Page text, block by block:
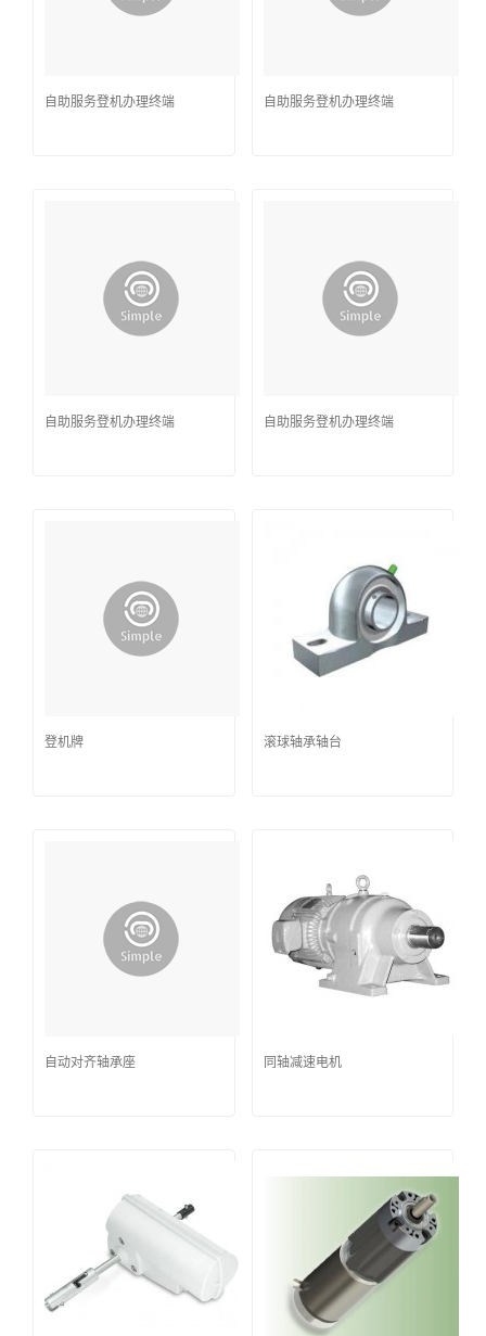
自助服务登机办理终端 自助服务登机办理终端
自助服务登机办理终端 自助服务登机办理终端
登机牌 滚球轴承轴台
自动对齐轴承座 同轴减速电机